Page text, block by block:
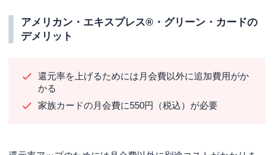
アメリカン・エキスプレス®・グリーン・カードの
デメリット
還元率を上げるためには月会費以外に追加費用がか
かる
家族カードの月会費に550円（税込）が必要